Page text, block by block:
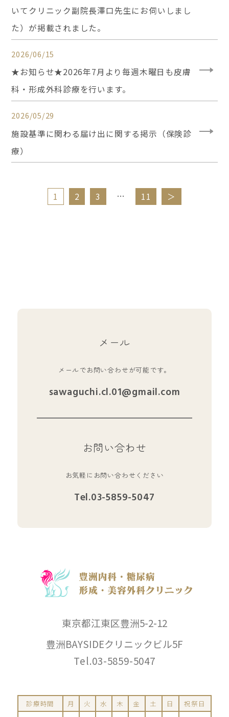
いてクリニック副院長澤口先生にお伺いしまし
た）が掲載されました。
2026/06/15
★お知らせ★2026年7月より毎週木曜日も皮膚
科・形成外科診療を行います。
2026/05/29
施設基準に関わる届け出に関する掲示（保険診
療）
1 2 3 … 11 ＞
メール
メールでお問い合わせが可能です。
sawaguchi.cl.01@gmail.com
お問い合わせ
お気軽にお問い合わせください
Tel.03-5859-5047
東京都江東区豊洲5-2-12
豊洲BAYSIDEクリニックビル5F
Tel.03-5859-5047
診療時間 月 火 水 木 金 土 日 祝祭日